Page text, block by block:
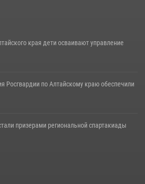
края дети осваивают управление
Росгвардии по Алтайскому краю обеспечили
призерами региональной спартакиады